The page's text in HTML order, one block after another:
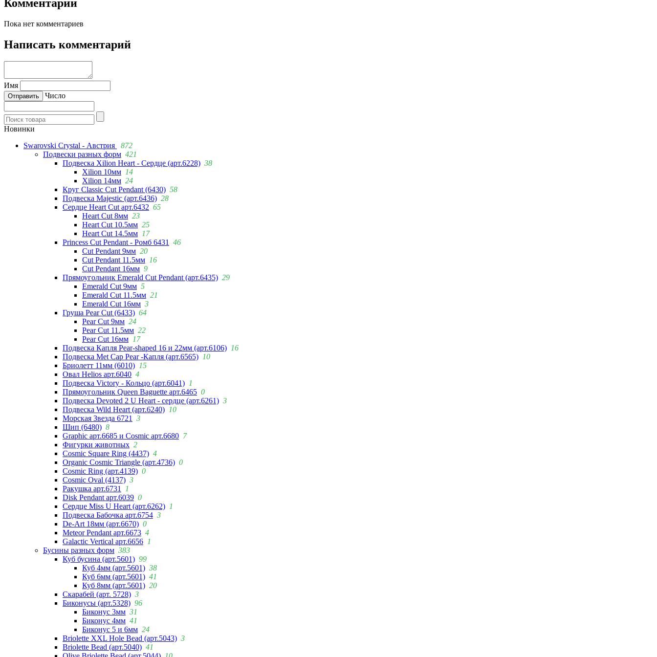
Комментарии
Пока нет комментариев
Написать комментарий
Имя
Число
Новинки
Swarovski Crystal - Австрия
872
Подвески разных форм 421
Подвеска Xilion Heart - Сердце (арт.6228) 38
Xilion 10мм 14
Xilion 14мм 24
Круг Classic Cut Pendant (6430) 58
Подвеска Majestic (арт.6436) 28
Сердце Heart Cut арт.6432 65
Heart Cut 8мм 23
Heart Cut 10.5мм 25
Heart Cut 14.5мм 17
Princess Cut Pendant - Ромб 6431
46
Cut Pendant 9мм 20
Cut Pendant 11.5мм 16
Cut Pendant 16мм 9
Прямоугольник Emerald Cut Pendant (арт.6435) 29
Emerald Cut 9мм 5
Emerald Cut 11.5мм 21
Emerald Cut 16мм 3
Груша Pear Cut (6433) 64
Pear Cut 9мм 24
Pear Cut 11.5мм 22
Pear Cut 16мм 17
Подвеска Капля Pear-shaped 16 и 22мм (арт.6106) 16
Подвеска Met Cap Pear -Капля (арт.6565) 10
Бриолетт 11мм (6010) 15
Овал Helios арт.6040 4
Подвеска Victory - Кольцо (арт.6041) 1
Прямоугольник Queen Baguette арт.6465 0
Подвеска Devoted 2 U Heart - сердце (арт.6261) 3
Подвеска Wild Heart (арт.6240) 10
Морская Звезда 6721
3
Шип (6480) 8
Graphic арт.6685 и Cosmic арт.6680 7
Фигурки животных 2
Cosmic Square Ring (4437) 4
Organic Cosmic Triangle (арт.4736) 0
Cosmic Ring (арт.4139) 0
Cosmic Oval (4137) 3
Ракушка арт.6731
1
Disk Pendant арт.6039 0
Сердце Miss U Heart (арт.6262) 1
Подвеска Бабочка арт.6754 3
De-Art 18мм (арт.6670) 0
Meteor Pendant арт.6673 4
Galactic Vertical арт.6656 1
Бусины разных форм 383
Куб бусина (арт.5601) 99
Куб 4мм (арт.5601) 38
Куб 6мм (арт.5601) 41
Куб 8мм (арт.5601) 20
Скарабей (арт. 5728) 3
Биконусы (арт.5328) 96
Биконус 3мм 31
Биконус 4мм 41
Биконус 5 и 6мм 24
Briolette XXL Hole Bead (арт.5043) 3
Briolette Bead (арт.5040) 41